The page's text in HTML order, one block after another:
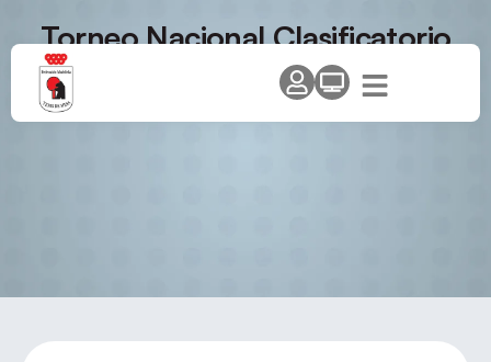
Torneo Nacional Clasificatorio
– Guadalajara 2012